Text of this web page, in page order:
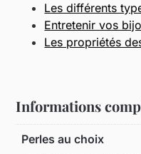
Les différents
Entretenir vos
Les propriétés
Informations
Perles au choix